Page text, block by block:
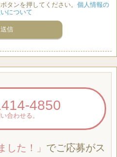
タンを押してください。 個人情報の
について
4850
合わせる。
した！」 でご応募がス